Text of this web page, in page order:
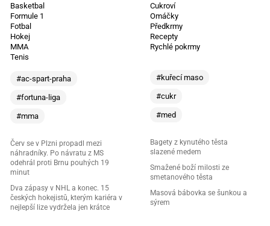
Basketbal
Formule 1
Fotbal
Hokej
MMA
Tenis
#ac-spart-praha
#fortuna-liga
#mma
Červ se v Plzni propadl mezi
náhradníky. Po návratu z MS
odehrál proti Brnu pouhých 19
minut
Dva zápasy v NHL a konec. 15
českých hokejistů, kterým kariéra v
nejlepší lize vydržela jen krátce
Cukroví
Omáčky
Předkrmy
Recepty
Rychlé pokrmy
#kuřecí maso
#cukr
#med
Bagety z kynutého těsta
slazené medem
Smažené boží milosti ze
smetanového těsta
Masová bábovka se šunkou a
sýrem